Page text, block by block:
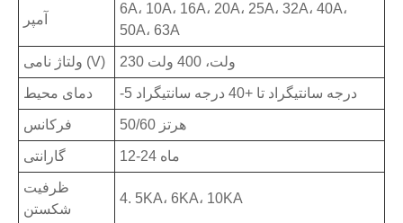
آمپر
6A، 10A، 16A، 20A، 25A، 32A، 40A،
50A، 63A
ولتاژ نامی (V) 230 ولت، 400 ولت
دمای محیط -5 درجه سانتیگراد تا +40 درجه سانتیگراد
فرکانس 50/60 هرتز
گارانتی 12-24 ماه
ظرفیت
شکستن
4. 5KA، 6KA، 10KA